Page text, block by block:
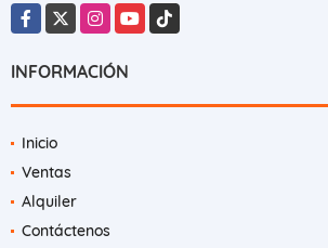
Facebook
X InstagramYouTubeTikTok
INFORMACIÓN
Inicio
Ventas
Alquiler
Contáctenos